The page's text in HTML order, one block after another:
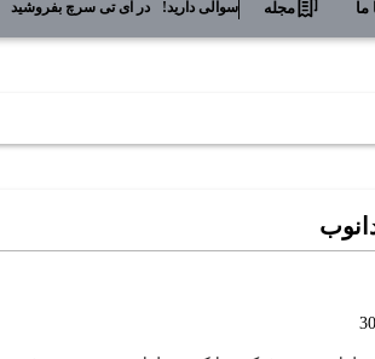
ما مجله سوالی دارید! در آی تی سرچ بفروشید